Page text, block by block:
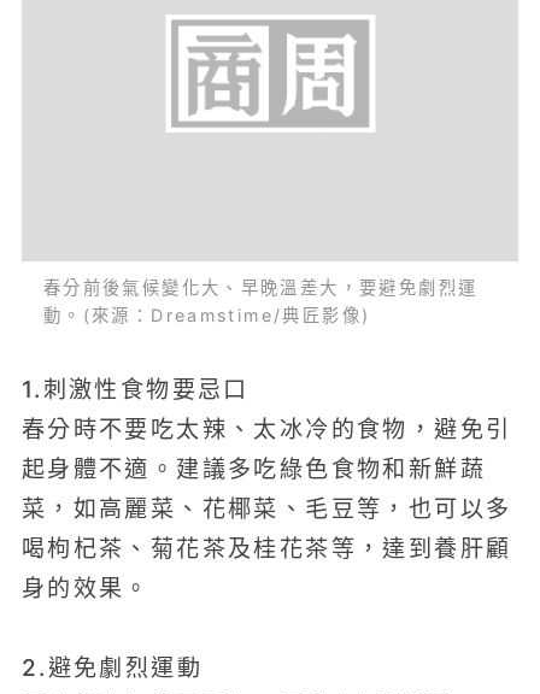
春分前後氣候變化大、早晚溫差大，要避免劇烈運
動。(來源：Dreamstime/典匠影像)
1.刺激性食物要忌口
春分時不要吃太辣、太冰冷的食物，避免引
起身體不適。建議多吃綠色食物和新鮮蔬
菜，如高麗菜、花椰菜、毛豆等，也可以多
喝枸杞茶、菊花茶及桂花茶等，達到養肝顧
身的效果。
2.避免劇烈運動